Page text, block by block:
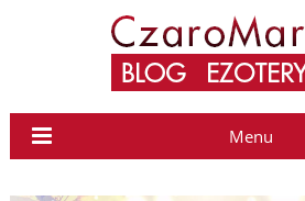
Menu